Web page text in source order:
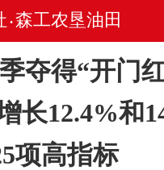
• 森工农垦油田
夺得“开门
长12.4%和
项高指标